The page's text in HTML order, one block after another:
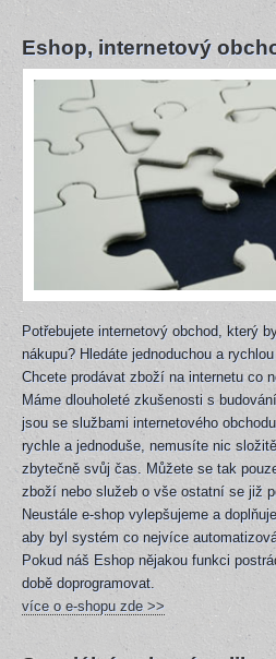
Eshop, internetový
Potřebujete internetový obchod, který
nákupu? Hledáte jednoduchou a
Chcete prodávat zboží na internetu co
Máme dlouholeté zkušenosti s
jsou se službami internetového
rychle a jednoduše, nemusíte nic
zbytečně svůj čas. Můžete se tak
zboží nebo služeb o vše ostatní se již
Neustále e-shop vylepšujeme a
aby byl systém co nejvíce
Pokud náš Eshop nějakou funkci
době doprogramovat.
více o e-shopu zde >>